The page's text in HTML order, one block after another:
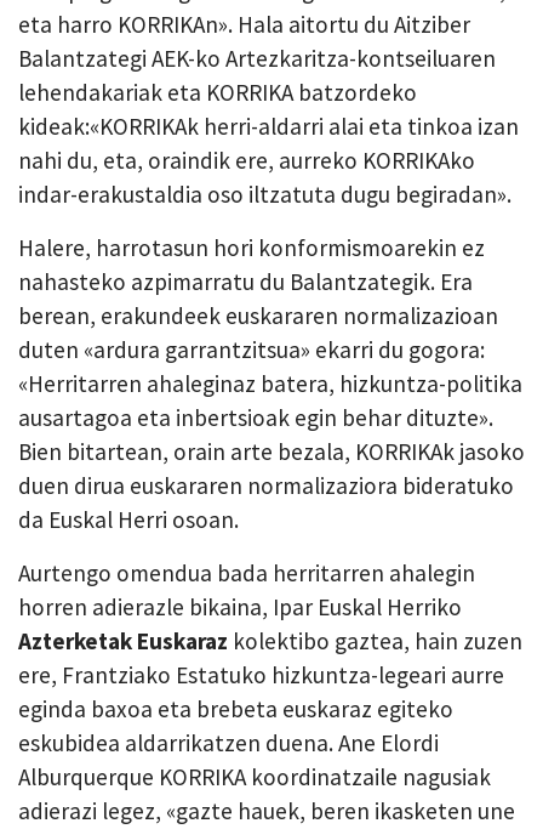
eta harro KORRIKAn». Hala aitortu du Aitziber
Balantzategi AEK-ko Artezkaritza-kontseiluaren
lehendakariak eta KORRIKA batzordeko
kideak:«KORRIKAk herri-aldarri alai eta tinkoa izan
nahi du, eta, oraindik ere, aurreko KORRIKAko
indar-erakustaldia oso iltzatuta dugu begiradan».
Halere, harrotasun hori konformismoarekin ez
nahasteko azpimarratu du Balantzategik. Era
berean, erakundeek euskararen normalizazioan
duten «ardura garrantzitsua» ekarri du gogora:
«Herritarren ahaleginaz batera, hizkuntza-politika
ausartagoa eta inbertsioak egin behar dituzte».
Bien bitartean, orain arte bezala, KORRIKAk jasoko
duen dirua euskararen normalizaziora bideratuko
da Euskal Herri osoan.
Aurtengo omendua bada herritarren ahalegin
horren adierazle bikaina, Ipar Euskal Herriko
Azterketak Euskaraz kolektibo gaztea, hain zuzen
ere, Frantziako Estatuko hizkuntza-legeari aurre
eginda baxoa eta brebeta euskaraz egiteko
eskubidea aldarrikatzen duena. Ane Elordi
Alburquerque KORRIKA koordinatzaile nagusiak
adierazi legez, «gazte hauek, beren ikasketen une